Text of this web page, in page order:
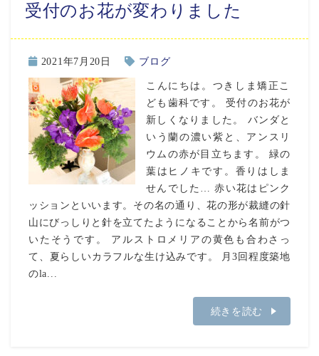
受付のお花が変わりました
2021年7月20日 ブログ
こんにちは。つきしま矯正こ
ども歯科です。 受付のお花が
新しくなりました。 バンダと
いう蘭の濃い紫と、アンスリ
ウムの赤が目立ちます。 緑の
葉はヒノキです。香りはしま
せんでした… 赤い花はピンク
ッションといいます。その名の通り、花の形が裁縫の針
山にびっしりと針を立てたようになることから名前がつ
いたそうです。 アルストロメリアの黄色も合わさっ
て、夏らしいカラフルな生け込みです。 月3回程度築地
のla...
続きを読む